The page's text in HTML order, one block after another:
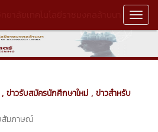
ลัยเทคโนโลยีราชมงคลล้านนา
, ข่าวรับสมัครนักศึกษาใหม่ , ข่าวสำหรับ
สัมภาษณ์